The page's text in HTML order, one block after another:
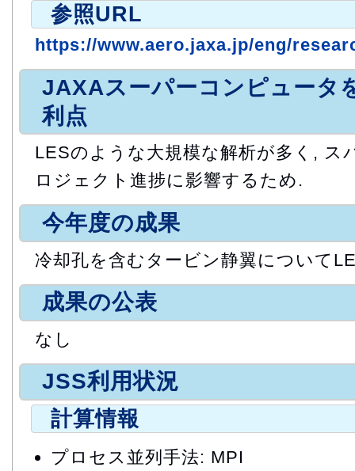
参照URL
https://www.aero.jaxa.jp/eng/
JAXAスーパーコンピュータ
利点
LESのような大規模な解析が多く, ス
ロジェクト進捗に影響するため.
今年度の成果
冷却孔を含むタービン静翼について
成果の公表
なし
JSS利用状況
計算情報
プロセス並列手法: MPI